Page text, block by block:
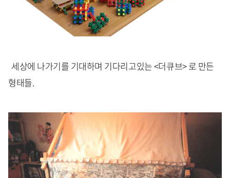
세상에 나가기를 기대하며 기다리고있는 <더큐브> 로 만든
형태들.